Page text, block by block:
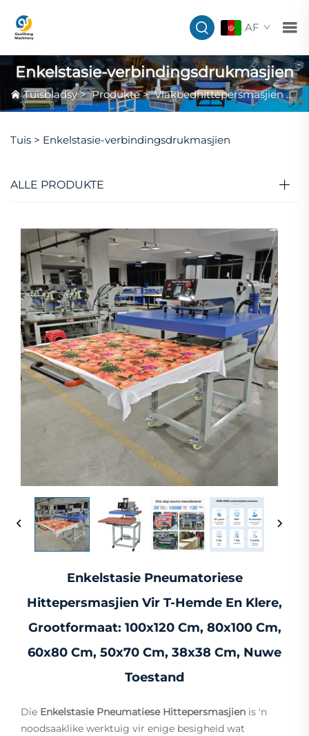
AF
Enkelstasie-verbindingsdrukmasjien
Tuisbladsy>Produkte>Vlakbedhittepersmasjien>
Tuis > Enkelstasie-verbindingsdrukmasjien
ALLE PRODUKTE
Enkelstasie Pneumatoriese
Hittepersmasjien Vir T-Hemde En Klere,
Grootformaat: 100x120 Cm, 80x100 Cm,
60x80 Cm, 50x70 Cm, 38x38 Cm, Nuwe
Toestand
Die Enkelstasie Pneumatiese Hittepersmasjien is 'n
noodsaaklike werktuig vir enige besigheid wat